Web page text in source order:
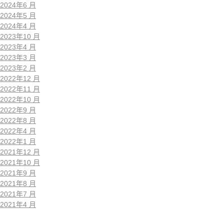
2024年6 月
2024年5 月
2024年4 月
2023年10 月
2023年4 月
2023年3 月
2023年2 月
2022年12 月
2022年11 月
2022年10 月
2022年9 月
2022年8 月
2022年4 月
2022年1 月
2021年12 月
2021年10 月
2021年9 月
2021年8 月
2021年7 月
2021年4 月